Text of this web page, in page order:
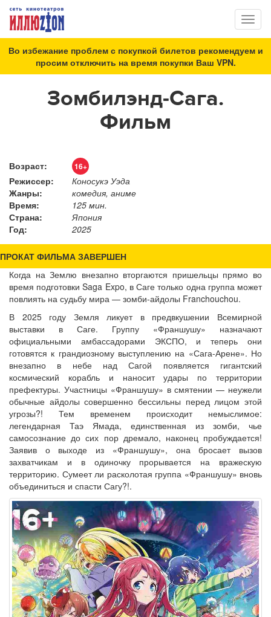
Во избежание проблем с покупкой билетов рекомендуем и
просим отключить на время покупки Ваш VPN.
Зомбилэнд-Сага.
Фильм
Возраст: 16+
Режиссер:
Коносукэ Уэда
Жанры:
комедия, аниме
Время:
125 мин.
Страна:
Япония
Год:
2025
ПРОКАТ ФИЛЬМА ЗАВЕРШЕН
Когда на Землю внезапно вторгаются пришельцы прямо во
время подготовки Saga Expo, в Саге только одна группа может
повлиять на судьбу мира — зомби-айдолы Franchouchou.
В 2025 году Земля ликует в предвкушении Всемирной
выставки в Саге. Группу «Франшушу» назначают
официальными амбассадорами ЭКСПО, и теперь они
готовятся к грандиозному выступлению на «Сага-Арене». Но
внезапно в небе над Сагой появляется гигантский
космический корабль и наносит удары по территории
префектуры. Участницы «Франшушу» в смятении — неужели
обычные айдолы совершенно бессильны перед лицом этой
угрозы?! Тем временем происходит немыслимое:
легендарная Таэ Ямада, единственная из зомби, чье
самосознание до сих пор дремало, наконец пробуждается!
Заявив о выходе из «Франшушу», она бросает вызов
захватчикам и в одиночку прорывается на вражескую
территорию. Сумеет ли расколотая группа «Франшушу» вновь
объединиться и спасти Сагу?!.